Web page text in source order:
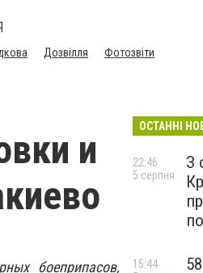
Дозвілля Фотозвіти
и
боеприпасов,
ОСТАННІ
З
22:46
5 серпня
15:44